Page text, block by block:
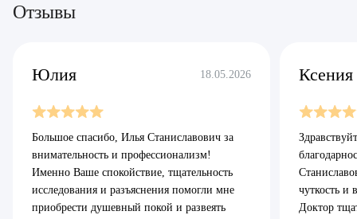
Отзывы
Юлия 18.05.2026
Большое спасибо, Илья Станиславович за
внимательность и профессионализм!
Именно Ваше спокойствие, тщательность
исследования и разъяснения помогли мне
приобрести душевный покой и развеять
Ксения
чуткость и
Доктор